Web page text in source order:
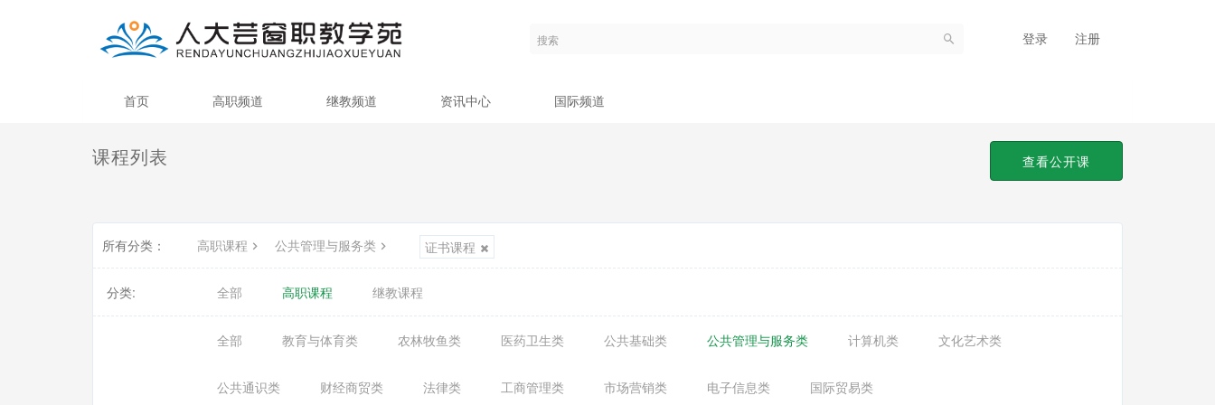
登录 注册
首页 高职频道 继教频道 资讯中心 国际频道
课程列表 查看公开课
所有分类： 高职课程 公共管理与服务类 证书课程
分类: 全部 高职课程 继教课程
全部 教育与体育类 农林牧鱼类 医药卫生类 公共基础类 公共管理与服务类 计算机类 文化艺术类
公共通识类 财经商贸类 法律类 工商管理类 市场营销类 电子信息类 国际贸易类